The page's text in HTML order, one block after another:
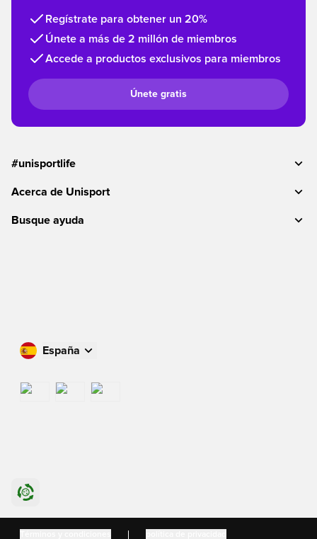
Regístrate para obtener un 20%
Únete a más de 2 millón de miembros
Accede a productos exclusivos para miembros
Únete gratis
#unisportlife
Acerca de Unisport
Busque ayuda
España
International